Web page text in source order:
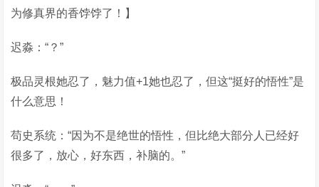
为修真界的香饽饽了！】
迟淼：“？”
极品灵根她忍了，魅力值+1她也忍了，但这“挺好的悟性”是
什么意思！
苟史系统：“因为不是绝世的悟性，但比绝大部分人已经好
很多了，放心，好东西，补脑的。”